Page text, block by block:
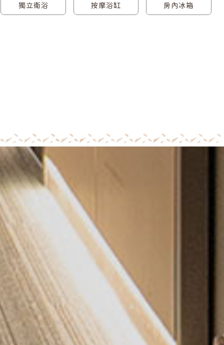
獨立衛浴 按摩浴缸 房內冰箱